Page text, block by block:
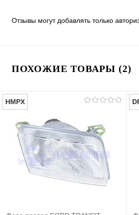
Отзывы могут добавлять только
ПОХОЖИЕ ТОВАРЫ (2)
HMPX